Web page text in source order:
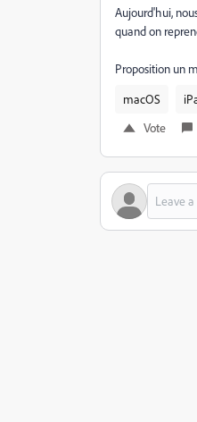
Aujourd'hui,
quand on
Proposition un
macOS
Vote